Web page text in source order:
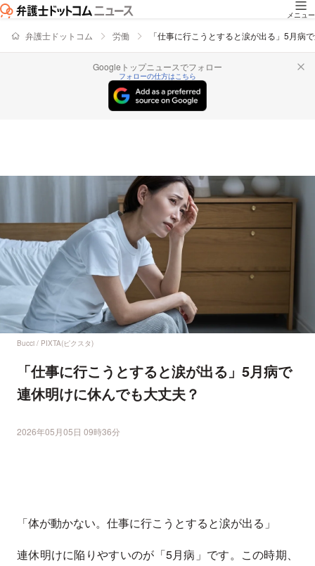
メニュー
弁護士ドットコム 労働 「仕事に行こうとすると涙が出る」5月病
Googleトップニュースでフォロー
フォローの仕方はこちら
Bucci / PIXTA(ピクスタ)
「仕事に行こうとすると涙が出る」5月病で
連休明けに休んでも大丈夫？
2026年05月05日 09時36分
「体が動かない。仕事に行こうとすると涙が出る」
連休明けに陥りやすいのが「5月病」です。この時期、